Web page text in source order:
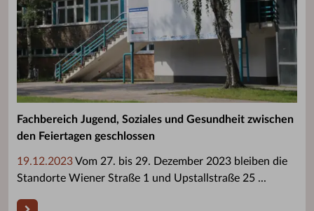
Fachbereich Jugend, Soziales und Gesundheit zwischen
den Feiertagen geschlossen
19.12.2023Vom 27. bis 29. Dezember 2023 bleiben die
Standorte Wiener Straße 1 und Upstallstraße 25 ...